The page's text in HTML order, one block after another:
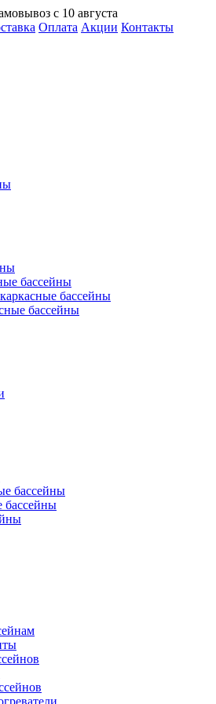
с 10 августа
Оплата Акции Контакты
бассейны
бассейны
бассейны
бассейны
бассейны